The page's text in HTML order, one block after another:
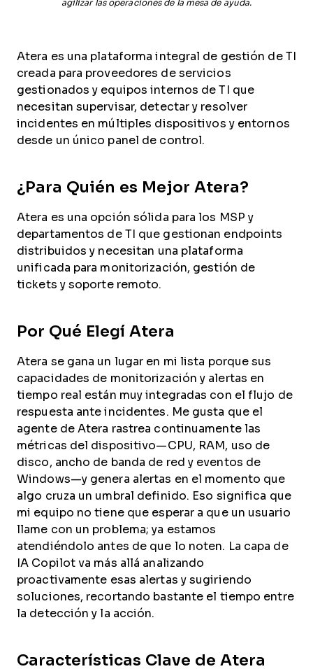
agilizar las operaciones de la mesa de ayuda.
Atera es una plataforma integral de gestión de TI
creada para proveedores de servicios
gestionados y equipos internos de TI que
necesitan supervisar, detectar y resolver
incidentes en múltiples dispositivos y entornos
desde un único panel de control.
¿Para Quién es Mejor Atera?
Atera es una opción sólida para los MSP y
departamentos de TI que gestionan endpoints
distribuidos y necesitan una plataforma
unificada para monitorización, gestión de
tickets y soporte remoto.
Por Qué Elegí Atera
Atera se gana un lugar en mi lista porque sus
capacidades de monitorización y alertas en
tiempo real están muy integradas con el flujo de
respuesta ante incidentes. Me gusta que el
agente de Atera rastrea continuamente las
métricas del dispositivo—CPU, RAM, uso de
disco, ancho de banda de red y eventos de
Windows—y genera alertas en el momento que
algo cruza un umbral definido. Eso significa que
mi equipo no tiene que esperar a que un usuario
llame con un problema; ya estamos
atendiéndolo antes de que lo noten. La capa de
IA Copilot va más allá analizando
proactivamente esas alertas y sugiriendo
soluciones, recortando bastante el tiempo entre
la detección y la acción.
Características Clave de Atera